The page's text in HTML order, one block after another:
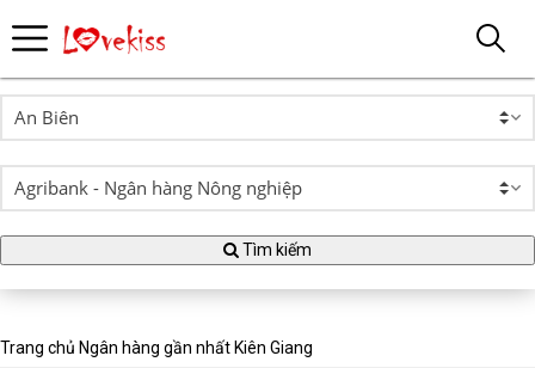
Tìm kiếm
Trang chủ Ngân hàng gần nhất Kiên Giang